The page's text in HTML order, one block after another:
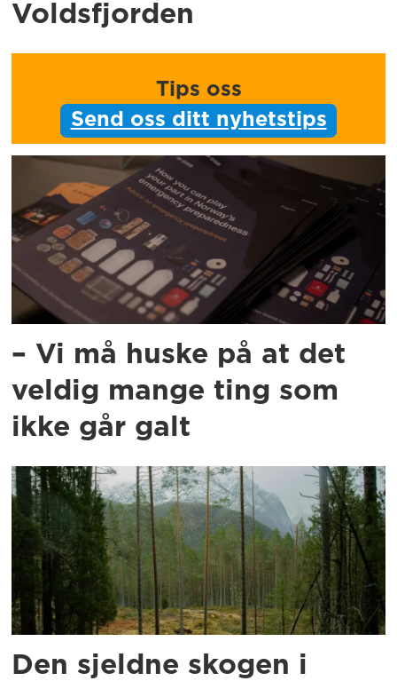
Voldsfjorden
Tips oss
Send oss ditt nyhetstips
– Vi må huske på at det
veldig mange ting som
ikke går galt
Den sjeldne skogen i